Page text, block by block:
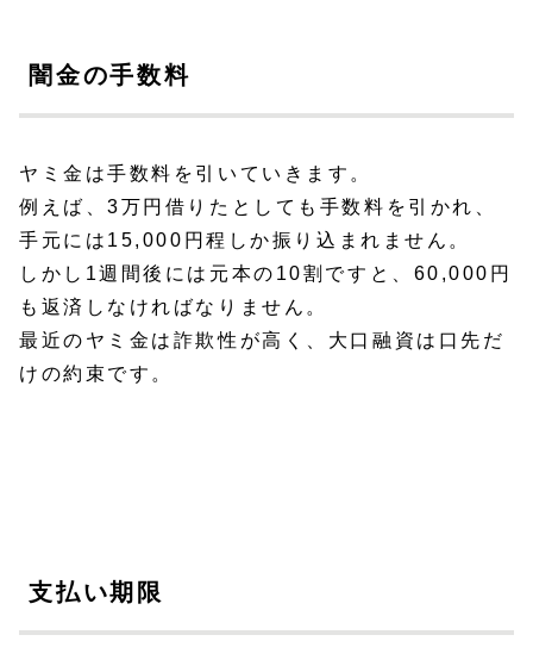
闇金の手数料
ヤミ金は手数料を引いていきます。
例えば、3万円借りたとしても手数料を引かれ、
手元には15,000円程しか振り込まれません。
しかし1週間後には元本の10割ですと、60,000円
も返済しなければなりません。
最近のヤミ金は詐欺性が高く、大口融資は口先だ
けの約束です。
支払い期限